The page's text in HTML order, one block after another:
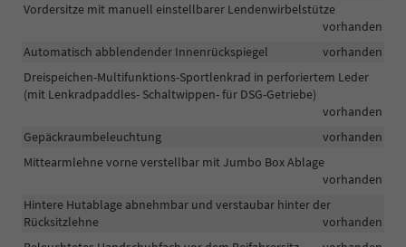
Vordersitze mit manuell einstellbarer Lendenwirbelstütze
vorhanden
Automatisch abblendender Innenrückspiegel
vorhanden
Dreispeichen-Multifunktions-Sportlenkrad in perforiertem Leder
(mit Lenkradpaddles- Schaltwippen- für DSG-Getriebe)
vorhanden
Gepäckraumbeleuchtung
vorhanden
Mittearmlehne vorne verstellbar mit Jumbo Box Ablage
vorhanden
Hintere Hutablage abnehmbar und verstaubar hinter der
Rücksitzlehne
vorhanden